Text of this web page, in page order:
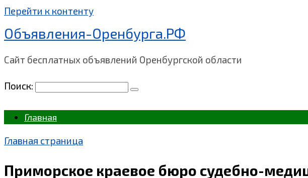
Перейти к контенту
Объявления-Оренбурга.РФ
Сайт бесплатных объявлений Оренбургской области
Поиск:
Главная
Главная страница
Приморское краевое бюро судебно-